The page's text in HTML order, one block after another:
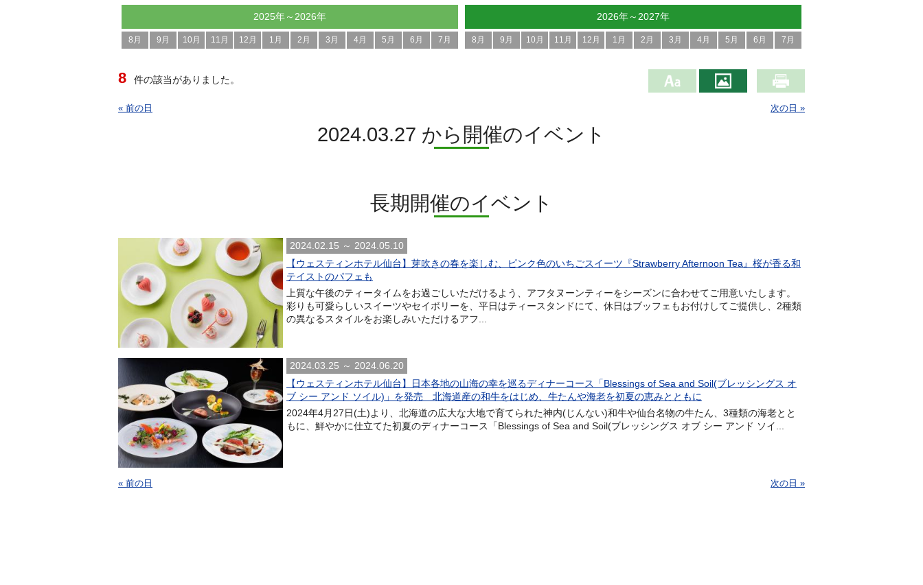
2025年～2026年
8月 9月 10月 11月 12月 1月 2月 3月 4月 5月 6月 7月
2026年～2027年
8月 9月 10月 11月 12月 1月 2月 3月 4月 5月 6月 7月
8 件の該当がありました。
« 前の日 次の日 »
2024.03.27 から開催のイベント
長期開催のイベント
2024.02.15 ～ 2024.05.10
【ウェスティンホテル仙台】芽吹きの春を楽しむ、ピンク色のいちごスイーツ『Strawberry Afternoon Tea』桜が香る和
テイストのパフェも
上質な午後のティータイムをお過ごしいただけるよう、アフタヌーンティーをシーズンに合わせてご用意いたします。
彩りも可愛らしいスイーツやセイボリーを、平日はティースタンドにて、休日はブッフェもお付けしてご提供し、2種類
の異なるスタイルをお楽しみいただけるアフ...
2024.03.25 ～ 2024.06.20
【ウェスティンホテル仙台】日本各地の山海の幸を巡るディナーコース「Blessings of Sea and Soil(ブレッシングス オ
ブ シー アンド ソイル)」を発売 北海道産の和牛をはじめ、牛たんや海老を初夏の恵みとともに
2024年4月27日(土)より、北海道の広大な大地で育てられた神内(じんない)和牛や仙台名物の牛たん、3種類の海老とと
もに、鮮やかに仕立てた初夏のディナーコース「Blessings of Sea and Soil(ブレッシングス オブ シー アンド ソイ...
« 前の日 次の日 »